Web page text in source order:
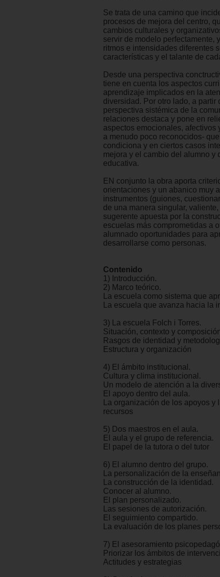
Se trata de una camino que
procesos de mejora del centro,
cambios culturales y
servir de modelo perfectamente,
ritmos e intensidades diferentes
características y el talante de
Desde una perspectiva
tiene en cuenta los aspectos
aprendizaje implicados en la
diversidad. Por otro lado, a partir
perspectiva sistémica de la
relaciones destaca y pone en
aspectos emocionales, afectivos
a menudo poco reconocidos-
condiciona y en ciertos casos
mejora y el cambio del alumno y
educativa.
EN conjunto la obra aporta
orientaciones y un abanico muy
instrumentos (guiones,
de una manera singular,
sugerente apuesta por la
escuelas más comprometidas a
alumnado oportunidades para
desarrollarse como personas.
Contenido
1) Introducción.
2) Marco teórico.
La escuela como sistema que
La escuela que avanza hacia la
3) La escuela Folch i Torres.
Situación, contexto y
Rasgos de identidad y
Estructura y organización
4) El ámbito institucional.
Cultura y clima institucional.
Un modelo de atención a la
El apoyo dentro del aula.
La organización de los apoyos y
recursos
5) Dos maestros en el aula.
El aula y el grupo de referencia.
El papel de la tutora o del tutor
6) El alumno dentro del grupo.
La personalización de la
La construcción de la identidad.
Conocer al alumno.
El plan personalizado.
Las sesiones de autorización.
El seguimiento compartido.
La evaluación de los planes
7) El asesoramiento
Priorizar los ámbitos de
Actitudes y estrategias